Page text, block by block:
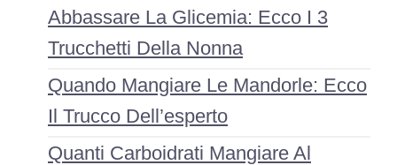
Abbassare La Glicemia: Ecco I 3
Trucchetti Della Nonna
Quando Mangiare Le Mandorle: Ecco
Il Trucco Dell’esperto
Quanti Carboidrati Mangiare Al